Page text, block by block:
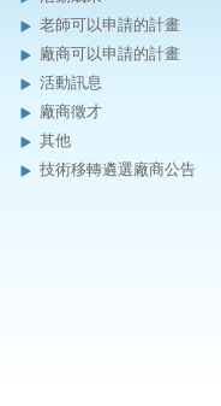
老師可以申請的計畫
廠商可以申請的計畫
活動訊息
廠商徵才
其他
技術移轉遴選廠商公告